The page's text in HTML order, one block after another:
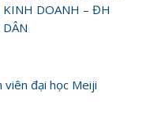
KINH DOANH – ĐH
viên đại học Meiji